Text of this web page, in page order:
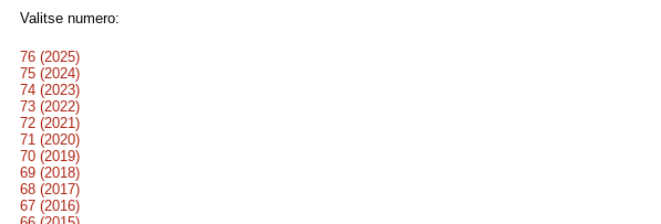
Valitse numero:
76 (2025)
75 (2024)
74 (2023)
73 (2022)
72 (2021)
71 (2020)
70 (2019)
69 (2018)
68 (2017)
67 (2016)